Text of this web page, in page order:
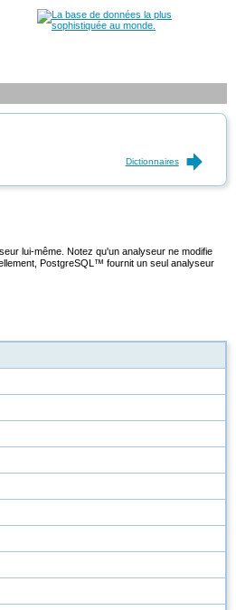
Dictionnaires
lui-même. Notez qu'un analyseur ne modifie
PostgreSQL ™ fournit un seul analyseur